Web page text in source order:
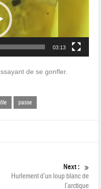
03:13
de se gonfler.
passe
Next :
Hurlement d’un loup blanc de
l’arctique